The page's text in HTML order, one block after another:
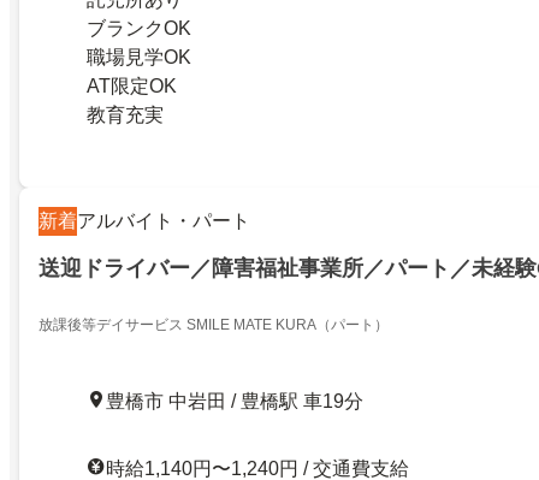
ブランクOK
職場見学OK
AT限定OK
教育充実
新着アルバイト・パート
送迎ドライバー／障害福祉事業所／パート／未経
放課後等デイサービス SMILE MATE KURA（パート）
豊橋市 中岩田 / 豊橋駅 車19分
時給1,140円〜1,240円 / 交通費支給